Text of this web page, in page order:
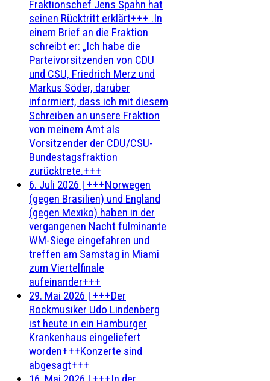
Fraktionschef Jens Spahn hat
seinen Rücktritt erklärt+++ .In
einem Brief an die Fraktion
schreibt er: „Ich habe die
Parteivorsitzenden von CDU
und CSU, Friedrich Merz und
Markus Söder, darüber
informiert, dass ich mit diesem
Schreiben an unsere Fraktion
von meinem Amt als
Vorsitzender der CDU/CSU-
Bundestagsfraktion
zurücktrete.+++
6. Juli 2026 | +++Norwegen
(gegen Brasilien) und England
(gegen Mexiko) haben in der
vergangenen Nacht fulminante
WM-Siege eingefahren und
treffen am Samstag in Miami
zum Viertelfinale
aufeinander+++
29. Mai 2026 | +++Der
Rockmusiker Udo Lindenberg
ist heute in ein Hamburger
Krankenhaus eingeliefert
worden+++Konzerte sind
abgesagt+++